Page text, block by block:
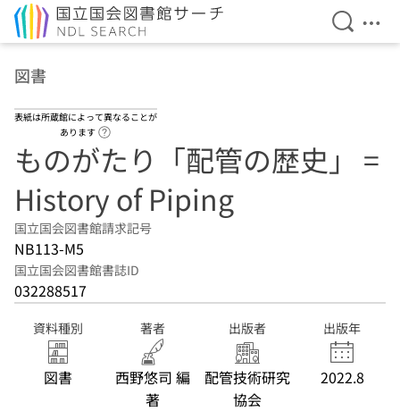
検索を
メ
図書
表紙は所蔵館によって異なることが
あります
ものがたり「配管の歴史」 =
History of Piping
国立国会図書館請求記号
NB113-M5
国立国会図書館書誌ID
032288517
資料種別
図書
著者
西野悠司 編
著
出版者
配管技術研究
協会
出版年
2022.8